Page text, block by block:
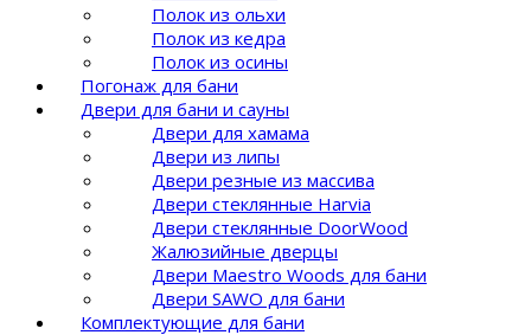
Полок из ольхи
Полок из кедра
Полок из осины
Погонаж для бани
Двери для бани и сауны
Двери для хамама
Двери из липы
Двери резные из массива
Двери стеклянные Harvia
Двери стеклянные DoorWood
Жалюзийные дверцы
Двери Maestro Woods для бани
Двери SAWO для бани
Комплектующие для бани